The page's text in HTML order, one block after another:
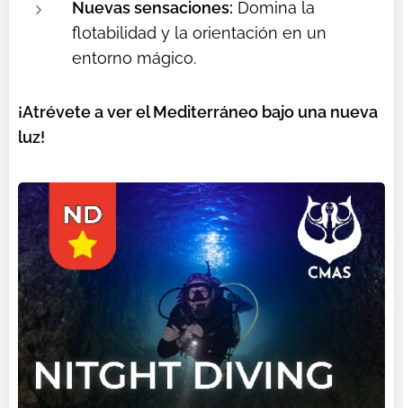
Nuevas sensaciones: Domina la
flotabilidad y la orientación en un
entorno mágico.
¡Atrévete a ver el Mediterráneo bajo una nueva
luz!